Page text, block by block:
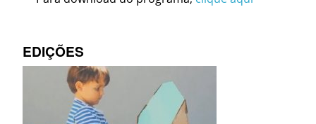
EDIÇÕES